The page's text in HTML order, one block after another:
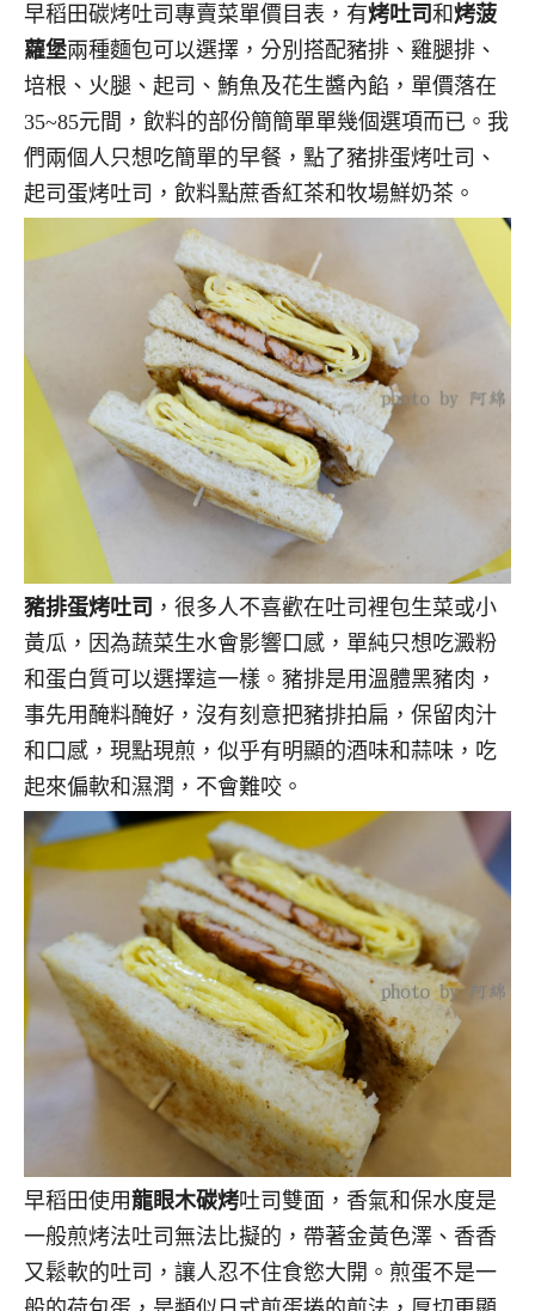
早稻田碳烤吐司專賣菜單價目表，有烤吐司和烤菠
蘿堡兩種麵包可以選擇，分別搭配豬排、雞腿排、
培根、火腿、起司、鮪魚及花生醬內餡，單價落在
35~85元間，飲料的部份簡簡單單幾個選項而已。我
們兩個人只想吃簡單的早餐，點了豬排蛋烤吐司、
起司蛋烤吐司，飲料點蔗香紅茶和牧場鮮奶茶。
豬排蛋烤吐司 ，很多人不喜歡在吐司裡包生菜或小
黃瓜，因為蔬菜生水會影響口感，單純只想吃澱粉
和蛋白質可以選擇這一樣。豬排是用溫體黑豬肉，
事先用醃料醃好，沒有刻意把豬排拍扁，保留肉汁
和口感，現點現煎，似乎有明顯的酒味和蒜味，吃
起來偏軟和濕潤，不會難咬。
早稻田使用龍眼木碳烤吐司雙面，香氣和保水度是
一般煎烤法吐司無法比擬的，帶著金黃色澤、香香
又鬆軟的吐司，讓人忍不住食慾大開。煎蛋不是一